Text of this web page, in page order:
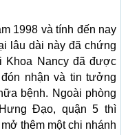
1998 và tính đến nay
lâu dài này đã chứng
Khoa Nancy đã được
nhận và tin tưởng
bệnh. Ngoài phòng
Đạo, quận 5 thì
thêm một chi nhánh